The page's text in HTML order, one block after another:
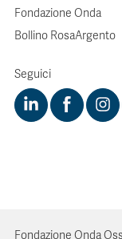
Fondazione Onda
Bollino RosaArgento
Seguici
Fondazione Onda